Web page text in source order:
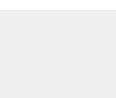
kuchni. Idealny do